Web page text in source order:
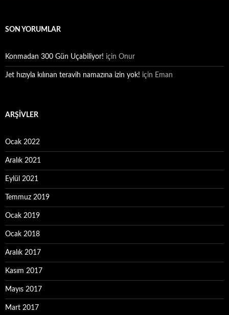
SON YORUMLAR
Konmadan 300 Gün Uçabiliyor! için Onur
Jet hızıyla kılınan teravih namazına izin yok! için Eman
ARŞIVLER
Ocak 2022
Aralık 2021
Eylül 2021
Temmuz 2019
Ocak 2019
Ocak 2018
Aralık 2017
Kasım 2017
Mayıs 2017
Mart 2017